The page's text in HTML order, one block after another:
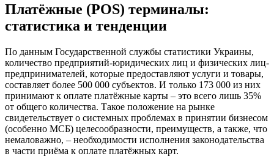
Платёжные (POS) терминалы:
статистика и тенденции
По данным Государственной службы статистики Украины,
количество предприятий-юридических лиц и физических лиц-
предпринимателей, которые предоставляют услуги и товары,
составляет более 500 000 субъектов. И только 173 000 из них
принимают к оплате платёжные карты – это всего лишь 35%
от общего количества. Такое положение на рынке
свидетельствует о системных проблемах в принятии бизнесом
(особенно МСБ) целесообразности, преимуществ, а также, что
немаловажно, – необходимости исполнения законодательства
в части приёма к оплате платёжных карт.